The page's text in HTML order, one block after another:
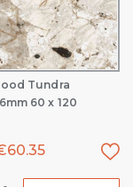
Tundra
60 x 120
60.35